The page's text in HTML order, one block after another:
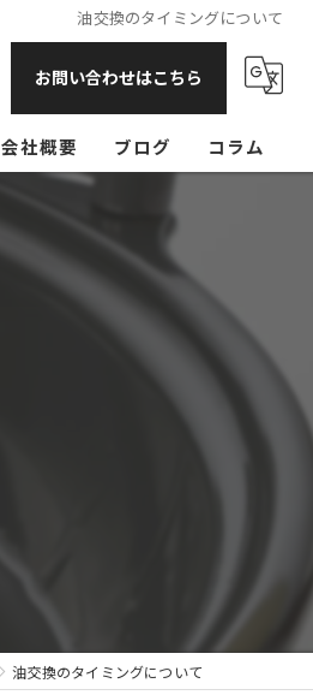
油交換のタイミングについて
お問い合わせはこちら
会社概要 ブログ コラム
油交換のタイミングについて